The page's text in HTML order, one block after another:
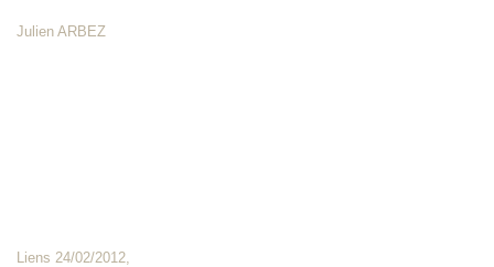
Julien ARBEZ
Liens 24/02/2012,